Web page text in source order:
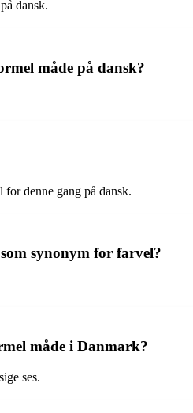
dansk.
måde på dansk?
denne gang på dansk.
synonym for farvel?
måde i Danmark?
ses.